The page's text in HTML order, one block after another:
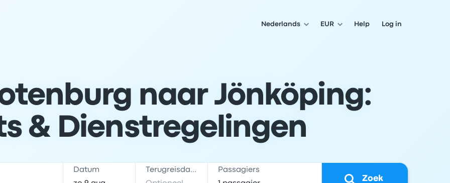
Nederlands EUR Help Log in
naar Jönköping:
& Dienstregelingen
Datum Terugreisdatum Passagiers
Zoek